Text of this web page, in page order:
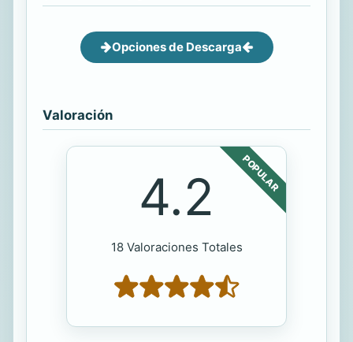
Opciones de Descarga
Valoración
POPULAR
4.2
18 Valoraciones Totales